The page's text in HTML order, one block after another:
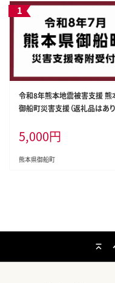
令和8年熊本地震被害支援 熊
御船町災害支援（返礼品はあ
5,000円
熊本県御船町